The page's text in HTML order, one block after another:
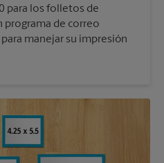
para los folletos de
programa de correo
manejar su impresión